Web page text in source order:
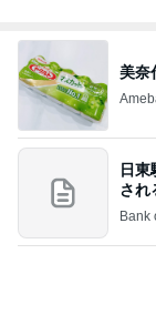
美奈
日
され
Bank